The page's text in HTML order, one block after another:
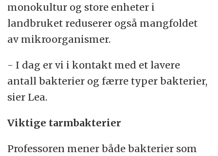
monokultur og store enheter i
landbruket reduserer også mangfoldet
av mikroorganismer.
- I dag er vi i kontakt med et lavere
antall bakterier og færre typer bakterier,
sier Lea.
Viktige tarmbakterier
Professoren mener både bakterier som